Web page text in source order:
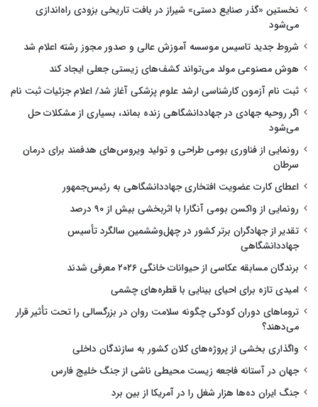
نخستین «گذر صنایع دستی» شیراز در بافت تاریخی بزودی راه‌اندازی
می‌شود
شروط جدید تاسیس موسسه آموزش عالی و صدور مجوز رشته اعلام شد
هوش مصنوعی مولد می‌تواند کشف‌های زیستی جعلی ایجاد کند
ثبت نام آزمون کارشناسی ارشد علوم پزشکی آغاز شد/ اعلام جزئیات ثبت نام
اگر روحیه جهادی در جهاددانشگاهی زنده بماند، بسیاری از مشکلات حل
می‌شود
رونمایی از فناوری بومی طراحی و تولید ویروس‌های هدفمند برای درمان
سرطان
اعطای کارت عضویت افتخاری جهاددانشگاهی به رئیس‌جمهور
رونمایی از واکسن بومی آنگارا با اثربخشی بیش از ۹۰ درصد
تقدیر از جهادگران برتر کشور در چهل‌وششمین سالگرد تأسیس
جهاددانشگاهی
برندگان مسابقه عکاسی از حیوانات خانگی ۲۰۲۶ معرفی شدند
امیدی تازه برای احیای بینایی با قطره‌های چشمی
تروماهای دوران کودکی چگونه سلامت روان در بزرگسالی را تحت تأثیر قرار
می‌دهند؟
واگذاری بخشی از پروژه‌های کلان کشور به سازندگان داخلی
جهان در آستانه فاجعه زیست محیطی ناشی از جنگ خلیج فارس
جنگ ایران ده‌ها هزار شغل را در آمریکا از بین برد